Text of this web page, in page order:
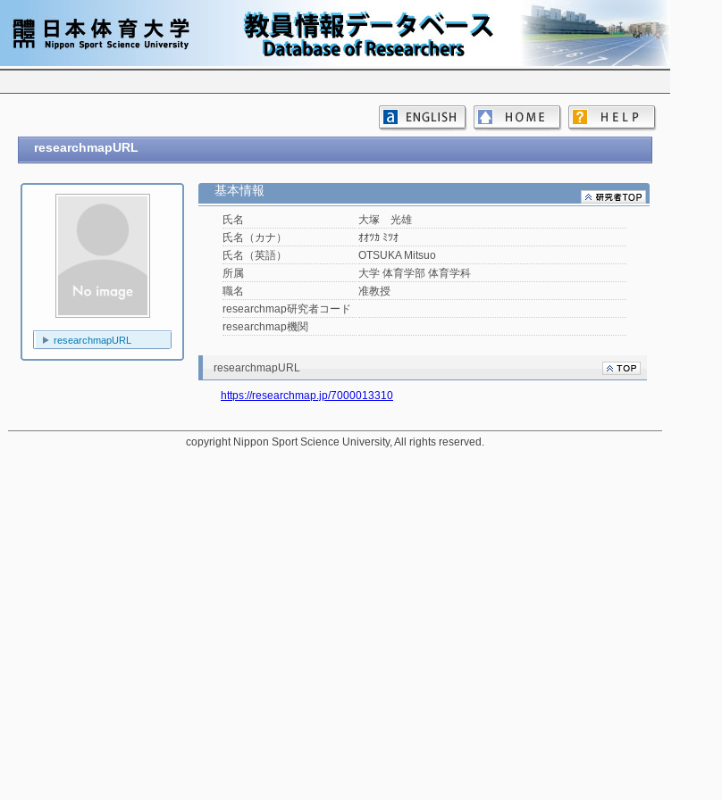
researchmapURL
researchmapURL
基本情報
氏名
大塚 光雄
氏名（カナ）
ｵｵﾂｶ ﾐﾂｵ
氏名（英語）
OTSUKA Mitsuo
所属
大学 体育学部 体育学科
職名
准教授
researchmap研究者コード
researchmap機関
researchmapURL
https://researchmap.jp/7000013310